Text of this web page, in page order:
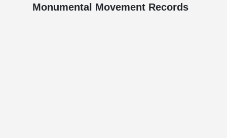
Monumental Movement Records